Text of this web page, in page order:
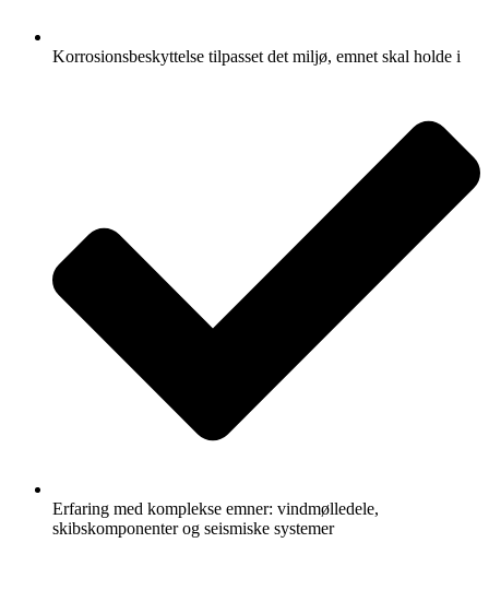
Korrosionsbeskyttelse tilpasset det miljø, emnet skal holde i
Erfaring med komplekse emner: vindmølledele,
skibskomponenter og seismiske systemer